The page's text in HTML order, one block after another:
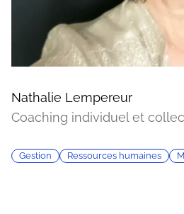
Nathalie Lempereur
Coaching individuel et
Gestion Ressources humaines